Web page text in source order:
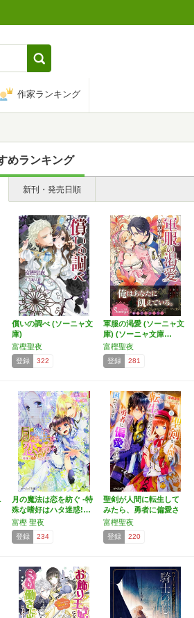
作家ランキング
めランキング
新刊・発売日順
償いの調べ (ソーニャ文
庫)
富樫聖夜
登録 322
軍服の渇愛 (ソーニャ文
庫) (ソーニャ文庫…
富樫聖夜
登録 281
月の魔法は恋を紡ぐ -特
殊な嗜好はハタ迷惑!…
富樫 聖夜
登録 234
聖剣が人間に転生して
みたら、勇者に偏愛さ
れて…
富樫聖夜
登録 220